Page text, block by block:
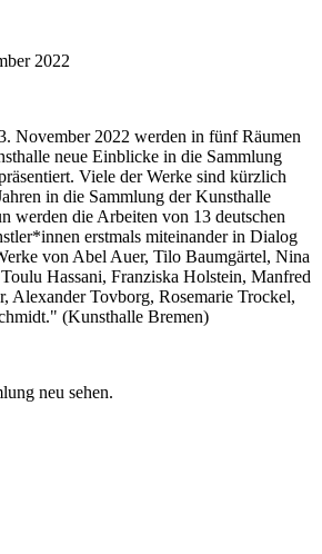
2022
November 2022 werden in fünf Räumen
neue Einblicke in die Sammlung
Viele der Werke sind kürzlich
in die Sammlung der Kunsthalle
werden die Arbeiten von 13 deutschen
erstmals miteinander in Dialog
von Abel Auer, Tilo Baumgärtel, Nina
Hassani, Franziska Holstein, Manfred
Alexander Tovborg, Rosemarie Trockel,
(Kunsthalle Bremen)
neu sehen.